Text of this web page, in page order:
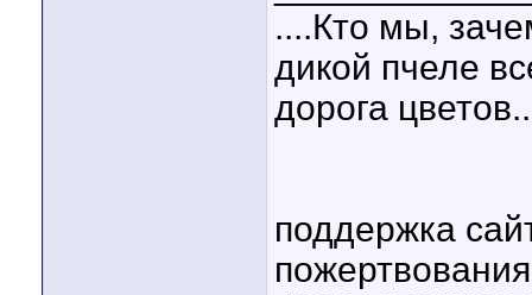
....Кто мы,
дикой пчеле
дорога
поддержка